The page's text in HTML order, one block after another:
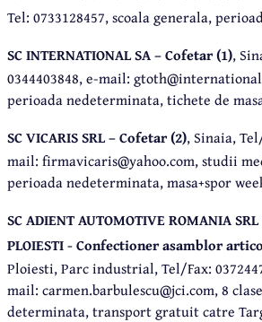
Tel: 0733128457, scoala generala,
SC INTERNATIONAL SA – Cofetar (1),
0344403848, e-mail:
perioada nedeterminata, tichete de
SC VICARIS SRL – Cofetar (2), Sinaia,
mail: firmavicaris@yahoo.com, studii
perioada nedeterminata, masa+spor
SC ADIENT AUTOMOTIVE ROMANIA
PLOIESTI - Confectioner asamblor
Ploiesti, Parc industrial, Tel/Fax:
mail: carmen.barbulescu@jci.com, 8
determinata, transport gratuit catre